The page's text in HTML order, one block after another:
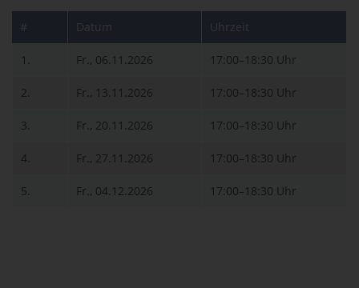
# Datum Uhrzeit
1. Fr., 06.11.2026 17:00–18:30 Uhr
2. Fr., 13.11.2026 17:00–18:30 Uhr
3. Fr., 20.11.2026 17:00–18:30 Uhr
4. Fr., 27.11.2026 17:00–18:30 Uhr
5. Fr., 04.12.2026 17:00–18:30 Uhr